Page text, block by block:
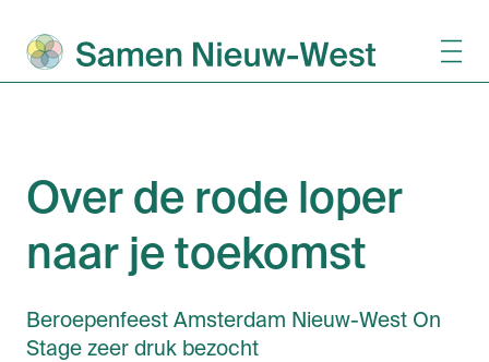
Over de rode loper
naar je toekomst
Beroepenfeest Amsterdam Nieuw-West On
Stage zeer druk bezocht